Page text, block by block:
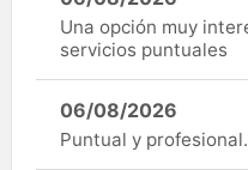
Una opción muy
servicios puntuales
06/08/2026
Puntual y profesional.